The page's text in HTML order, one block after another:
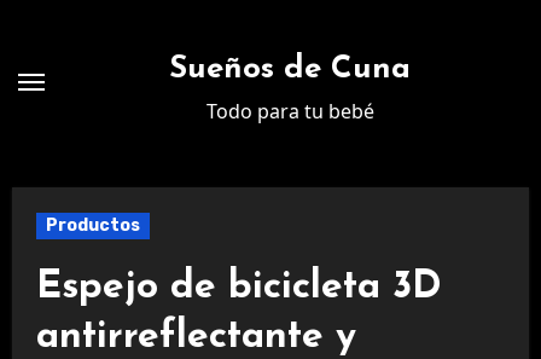
contenido
Sueños de Cuna
Todo para tu bebé
Productos
Espejo de bicicleta 3D
antirreflectante y